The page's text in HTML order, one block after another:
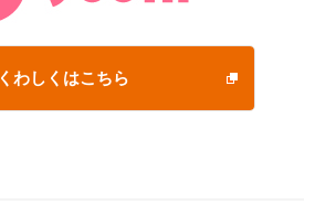
くわしくはこちら